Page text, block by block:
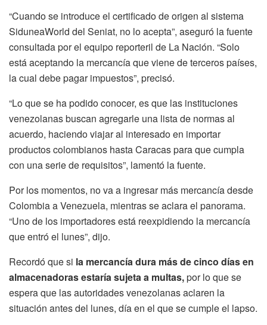
“Cuando se introduce el certificado de origen al sistema
SiduneaWorld del Seniat, no lo acepta”, aseguró la fuente
consultada por el equipo reporteril de La Nación. “Solo
está aceptando la mercancía que viene de terceros países,
la cual debe pagar impuestos”, precisó.
“Lo que se ha podido conocer, es que las instituciones
venezolanas buscan agregarle una lista de normas al
acuerdo, haciendo viajar al interesado en importar
productos colombianos hasta Caracas para que cumpla
con una serie de requisitos”, lamentó la fuente.
Por los momentos, no va a ingresar más mercancía desde
Colombia a Venezuela, mientras se aclara el panorama.
“Uno de los importadores está reexpidiendo la mercancía
que entró el lunes”, dijo.
Recordó que si la mercancía dura más de cinco días en
almacenadoras estaría sujeta a multas,por lo que se
espera que las autoridades venezolanas aclaren la
situación antes del lunes, día en el que se cumple el lapso.